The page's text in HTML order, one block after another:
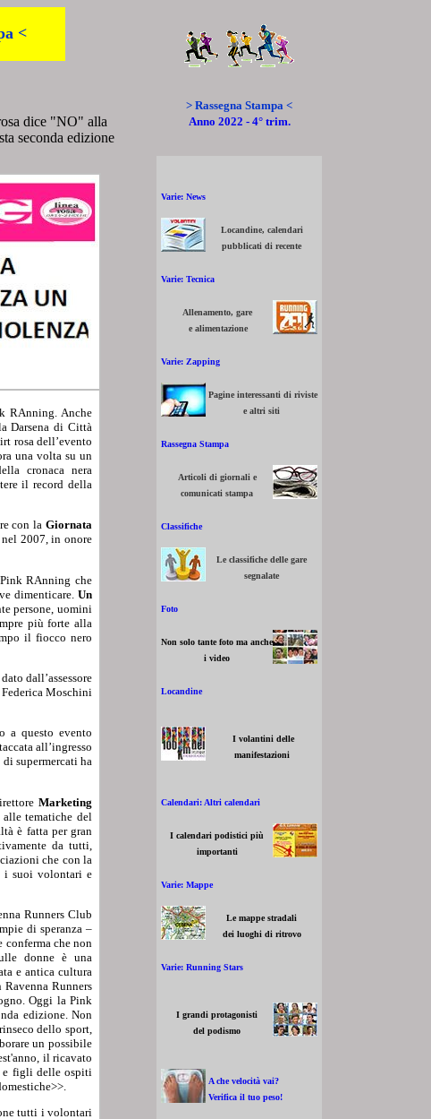
<
> Rassegna Stampa <
Anno 2022 - 4° trim.
dice "NO" alla
seconda edizione
RAnning. Anche
Darsena di Città
rosa dell’evento
una volta su un
cronaca nera
il record della
con la Giornata
2007, in onore
RAnning che
dimenticare. Un
persone, uomini
più forte alla
il fiocco nero
dall’assessore
Moschini
a questo evento
all’ingresso
supermercati ha
Marketing
tematiche del
è fatta per gran
da tutti,
che con la
i suoi volontari e
Runners Club
di speranza –
conferma che non
donne è una
e antica cultura
Runners
Oggi la Pink
edizione. Non
dello sport,
un possibile
il ricavato
e figli delle ospiti
tutti i volontari
Varie: News
Locandine, calendari
pubblicati di recente
Varie: Tecnica
Allenamento, gare
e alimentazione
Varie: Zapping
Pagine interessanti di riviste
e altri siti
Rassegna Stampa
Articoli di giornali e
comunicati stampa
Classifiche
Le classifiche delle gare
segnalate
Foto
Non solo tante foto ma anche
i video
Locandine
I volantini delle
manifestazioni
Calendari: Altri calendari
I calendari podistici più
importanti
Varie: Mappe
Le mappe stradali
dei luoghi di ritrovo
Varie: Running Stars
I grandi protagonisti
del podismo
A che velocità vai?
Verifica il tuo peso!